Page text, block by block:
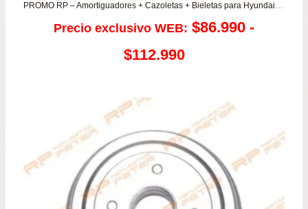
Precio exclusivo WEB: $86.990 -
$112.990Rango
precios:
desde
$86.990
hasta